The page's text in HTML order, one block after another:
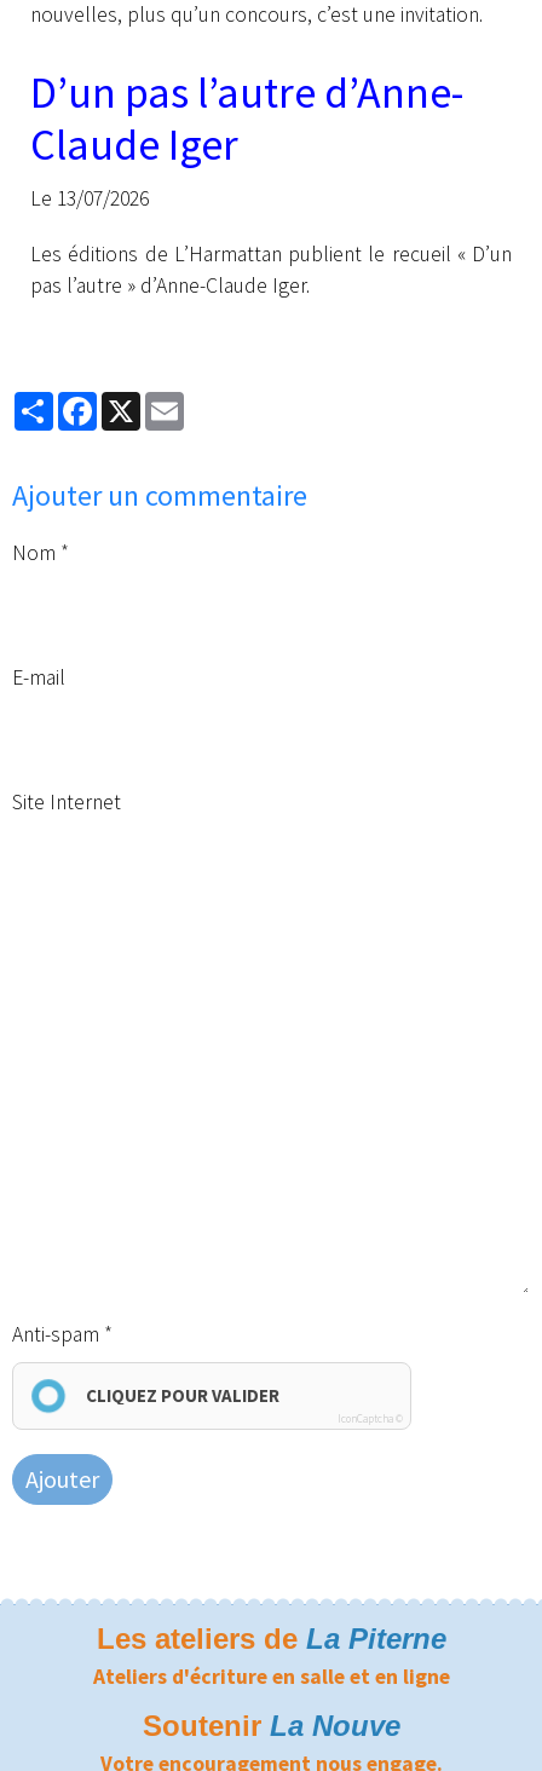
nouvelles, plus qu’un concours, c’est une invitation.
D’un pas l’autre d’Anne-
Claude Iger
Le 13/07/2026
Les éditions de L’Harmattan publient le recueil « D’un
pas l’autre » d’Anne-Claude Iger.
PartagerFacebook
X
Ajouter un commentaire
Nom
E-mail
Site Internet
Anti-spam
CLIQUEZ POUR VALIDER
IconCaptcha ©
Ajouter
Les ateliers de La Piterne
Ateliers d'écriture en salle et en ligne
Soutenir La Nouve
Votre encouragement nous engage.